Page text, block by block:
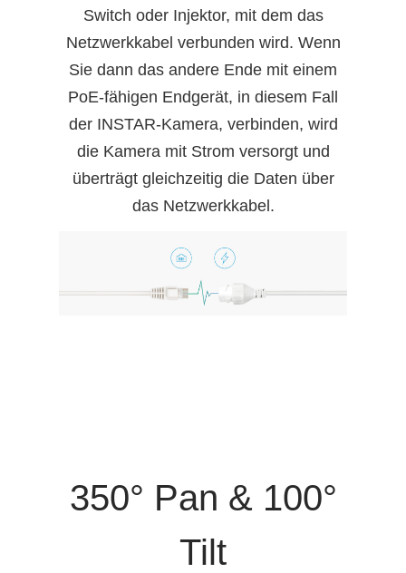
Switch oder Injektor, mit dem das
Netzwerkkabel verbunden wird. Wenn
Sie dann das andere Ende mit einem
PoE-fähigen Endgerät, in diesem Fall
der INSTAR-Kamera, verbinden, wird
die Kamera mit Strom versorgt und
überträgt gleichzeitig die Daten über
das Netzwerkkabel.
350° Pan & 100°
Tilt